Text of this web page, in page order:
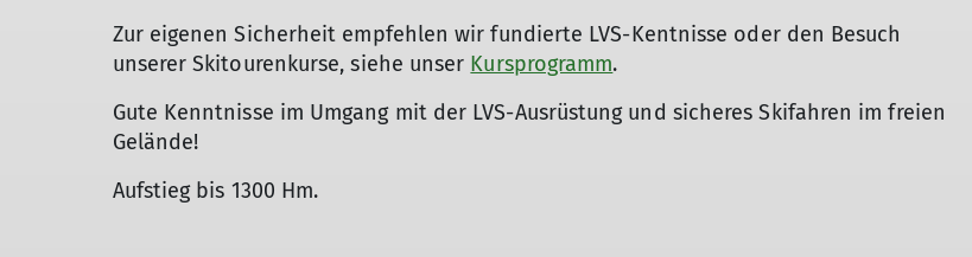
Zur eigenen Sicherheit empfehlen wir fundierte LVS-Kentnisse oder den Besuch
unserer Skitourenkurse, siehe unser Kursprogramm.
Gute Kenntnisse im Umgang mit der LVS-Ausrüstung und sicheres Skifahren im freien
Gelände!
Aufstieg bis 1300 Hm.